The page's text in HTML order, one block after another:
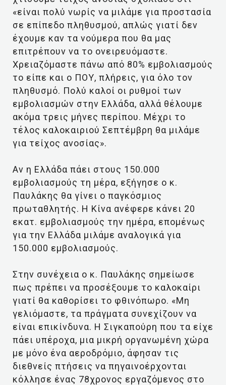
«είναι πολύ νωρίς να μιλάμε για προστασία
σε επίπεδο πληθυσμού, απλώς γιατί δεν
έχουμε καν τα νούμερα που θα μας
επιτρέπουν να το ονειρευόμαστε.
Χρειαζόμαστε πάνω από 80% εμβολιασμούς
το είπε και ο ΠΟΥ, πλήρεις, για όλο τον
πληθυσμό. Πολύ καλοί οι ρυθμοί των
εμβολιασμών στην Ελλάδα, αλλά θέλουμε
ακόμα τρεις μήνες περίπου. Μέχρι το
τέλος καλοκαιριού Σεπτέμβρη θα μιλάμε
για τείχος ανοσίας».
Αν η Ελλάδα πάει στους 150.000
εμβολιασμούς τη μέρα, εξήγησε ο κ.
Παυλάκης θα γίνει ο παγκόσμιος
πρωταθλητής. Η Κίνα ανέφερε κάνει 20
εκατ. εμβολιασμούς την ημέρα, επομένως
για την Ελλάδα μιλάμε αναλογικά για
150.000 εμβολιασμούς.
Στην συνέχεια ο κ. Παυλάκης σημείωσε
πως πρέπει να προσέξουμε το καλοκαίρι
γιατί θα καθορίσει το φθινόπωρο. «Μη
γελιόμαστε, τα πράγματα συνεχίζουν να
είναι επικίνδυνα. Η Σιγκαπούρη που τα είχε
πάει υπέροχα, μια μικρή οργανωμένη χώρα
με μόνο ένα αεροδρόμιο, άφησαν τις
διεθνείς πτήσεις να πηγαινοέρχονται
κόλλησε ένας 78χρονος εργαζόμενος στο